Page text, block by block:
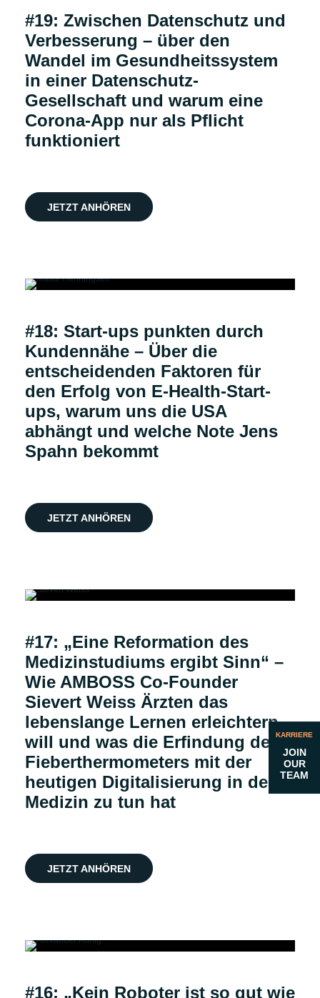
#19: Zwischen Datenschutz und
Verbesserung – über den
Wandel im Gesundheitssystem
in einer Datenschutz-
Gesellschaft und warum eine
Corona-App nur als Pflicht
funktioniert
JETZT ANHÖREN
#18: Start-ups punkten durch
Kundennähe – Über die
entscheidenden Faktoren für
den Erfolg von E-Health-Start-
ups, warum uns die USA
abhängt und welche Note Jens
Spahn bekommt
JETZT ANHÖREN
#17: „Eine Reformation des
Medizinstudiums ergibt Sinn“ –
Wie AMBOSS Co-Founder
Sievert Weiss Ärzten das
lebenslange Lernen erleichtern
will und was die Erfindung des
Fieberthermometers mit der
heutigen Digitalisierung in der
Medizin zu tun hat
JETZT ANHÖREN
#16: „Kein Roboter ist so gut wie
KARRIERE
JOIN
OUR
TEAM